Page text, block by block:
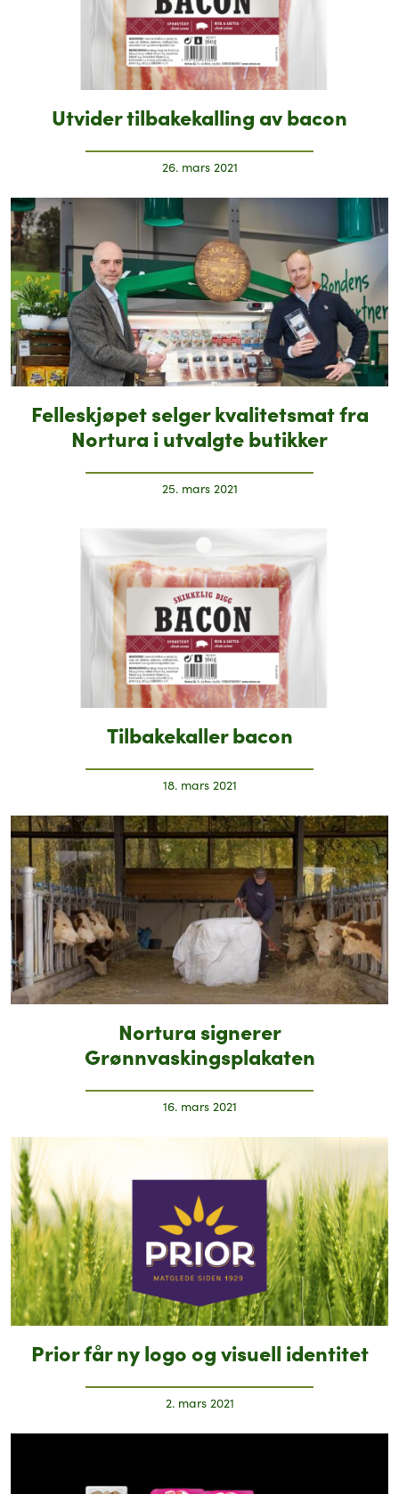
Utvider tilbakekalling av bacon
26. mars 2021
Felleskjøpet selger kvalitetsmat fra
Nortura i utvalgte butikker
25. mars 2021
Tilbakekaller bacon
18. mars 2021
Nortura signerer
Grønnvaskingsplakaten
16. mars 2021
Prior får ny logo og visuell identitet
2. mars 2021